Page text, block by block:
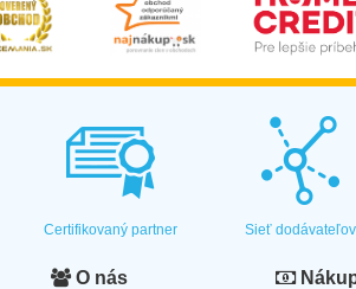
Certifikovaný partner Sieť dodávateľov
O nás